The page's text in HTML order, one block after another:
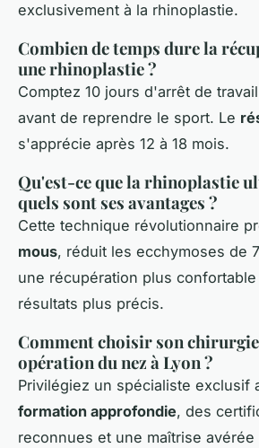
exclusivement à la rhinoplastie.
Combien de temps dure la
une rhinoplastie ?
Comptez 10 jours d'arrêt de
avant de reprendre le sport. Le
s'apprécie après 12 à 18 mois.
Qu'est-ce que la rhinoplastie
quels sont ses avantages ?
Cette technique révolutionnaire
mous, réduit les ecchymoses de
une récupération plus
résultats plus précis.
Comment choisir son
opération du nez à Lyon ?
Privilégiez un spécialiste exclusif
formation approfondie, des
reconnues et une maîtrise